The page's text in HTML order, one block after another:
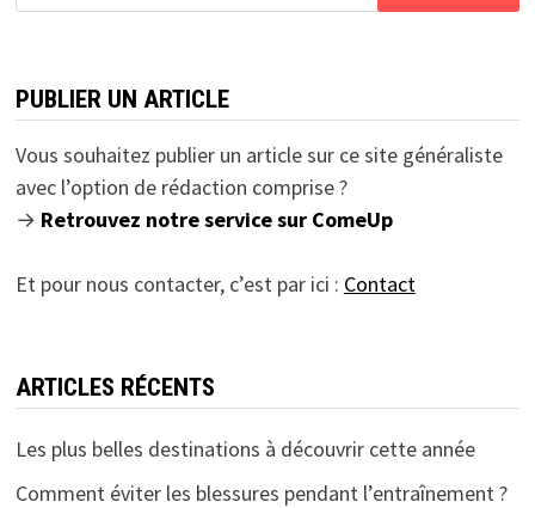
PUBLIER UN ARTICLE
Vous souhaitez publier un article sur ce site généraliste
avec l’option de rédaction comprise ?
→ Retrouvez notre service sur ComeUp
Et pour nous contacter, c’est par ici : Contact
ARTICLES RÉCENTS
Les plus belles destinations à découvrir cette année
Comment éviter les blessures pendant l’entraînement ?